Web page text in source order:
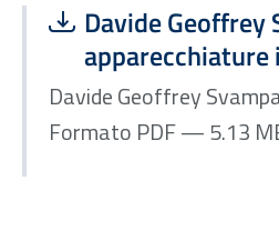
Scarica file:
Davide
Davide Geoffrey
Formato